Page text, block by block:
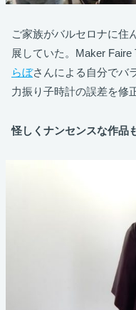
ご家族がバルセロナに住
展していた。Maker
らぼさんによる自分でバ
力振り子時計の誤差を修
怪しくナンセンスな作品